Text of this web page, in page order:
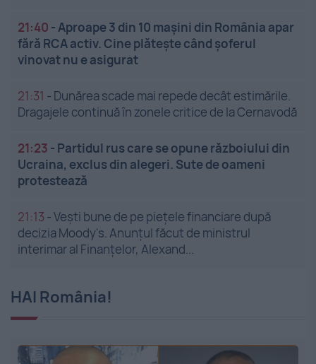
21:40 - Aproape 3 din 10 mașini din România apar
fără RCA activ. Cine plătește când șoferul
vinovat nu e asigurat
21:31 - Dunărea scade mai repede decât estimările.
Dragajele continuă în zonele critice de la Cernavodă
21:23 - Partidul rus care se opune războiului din
Ucraina, exclus din alegeri. Sute de oameni
protestează
21:13 -Vești bune de pe piețele financiare după
decizia Moody's. Anunțul făcut de ministrul
interimar al Finanțelor, Alexand...
HAI România!